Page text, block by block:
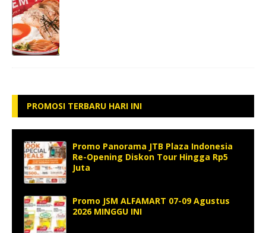
PROMOSI TERBARU HARI INI
Promo Panorama JTB Plaza Indonesia
Re-Opening Diskon Tour Hingga Rp5
Juta
Promo JSM ALFAMART 07-09 Agustus
2026 MINGGU INI